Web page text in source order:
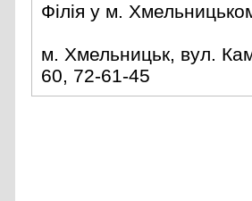
Філія у м.
м. Хмельницьк, вул.
60, 72-61-45